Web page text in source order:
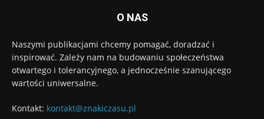
O NAS
Naszymi publikacjami chcemy pomagać, doradzać i
inspirować. Zależy nam na budowaniu społeczeństwa
otwartego i tolerancyjnego, a jednocześnie szanującego
wartości uniwersalne.
Kontakt: kontakt@znakiczasu.pl